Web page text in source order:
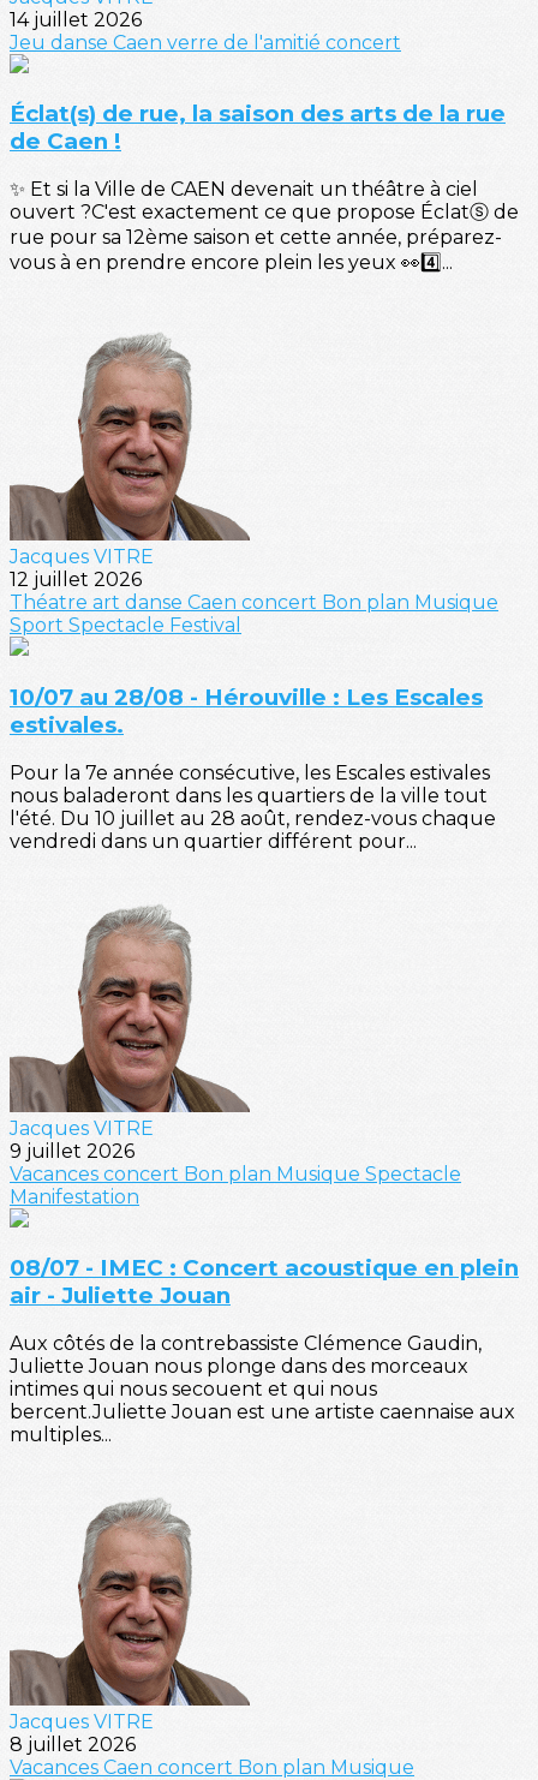
14 juillet 2026
Jeu danse Caen verre de l'amitié concert
Éclat(s) de rue, la saison des arts de la rue
de Caen !
✨ Et si la Ville de CAEN devenait un théâtre à ciel
ouvert ?C'est exactement ce que propose Éclatⓢ de
rue pour sa 12ème saison et cette année, préparez-
vous à en prendre encore plein les yeux 👀4️⃣...
Jacques VITRE
12 juillet 2026
Théatre art danse Caen concert Bon plan Musique
Sport Spectacle Festival
10/07 au 28/08 - Hérouville : Les Escales
estivales.
Pour la 7e année consécutive, les Escales estivales
nous baladeront dans les quartiers de la ville tout
l'été. Du 10 juillet au 28 août, rendez-vous chaque
vendredi dans un quartier différent pour...
Jacques VITRE
9 juillet 2026
Vacances concert Bon plan Musique Spectacle
Manifestation
08/07 - IMEC : Concert acoustique en plein
air - Juliette Jouan
Aux côtés de la contrebassiste Clémence Gaudin,
Juliette Jouan nous plonge dans des morceaux
intimes qui nous secouent et qui nous
bercent.Juliette Jouan est une artiste caennaise aux
multiples...
Jacques VITRE
8 juillet 2026
Vacances Caen concert Bon plan Musique